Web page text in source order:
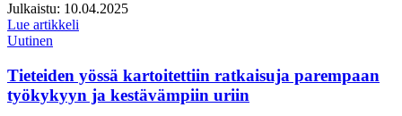
Julkaistu: 10.04.2025
Lue artikkeli
Uutinen
Tieteiden yössä kartoitettiin ratkaisuja parempaan
työkykyyn ja kestävämpiin uriin